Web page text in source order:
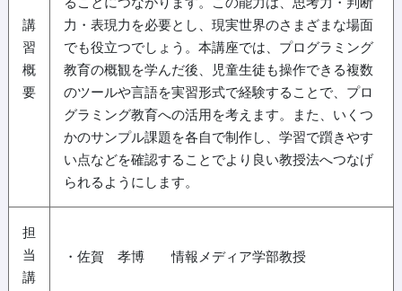
講
習
概
要
力・表現力を必要とし、現実世界のさまざまな場面
でも役立つでしょう。本講座では、プログラミング
教育の概観を学んだ後、児童生徒も操作できる複数
のツールや言語を実習形式で経験することで、プロ
グラミング教育への活用を考えます。また、いくつ
かのサンプル課題を各自で制作し、学習で躓きやす
い点などを確認することでより良い教授法へつなげ
られるようにします。
担
当
講
・佐賀 孝博 情報メディア学部教授